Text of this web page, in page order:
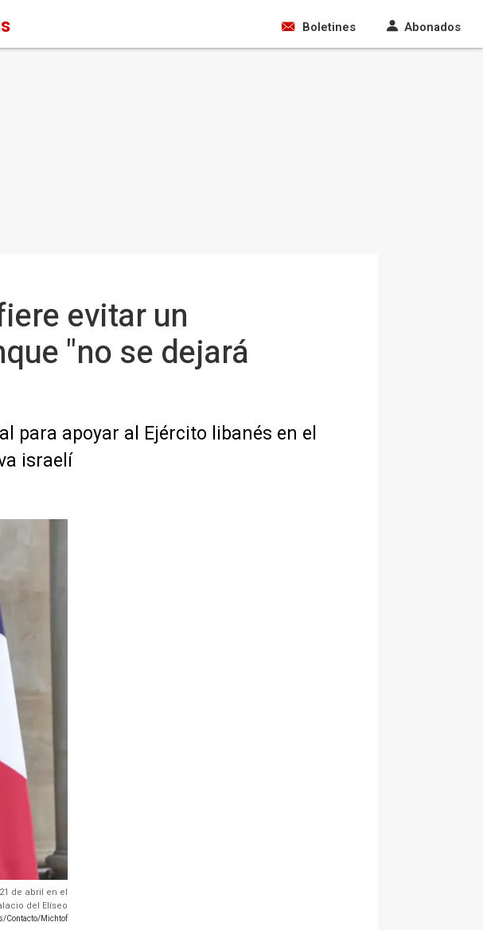
Boletines Abonados
evitar un
"no se dejará
para apoyar al Ejército libanés en el
israelí
de abril en el
del Elíseo
Contacto/Michtof